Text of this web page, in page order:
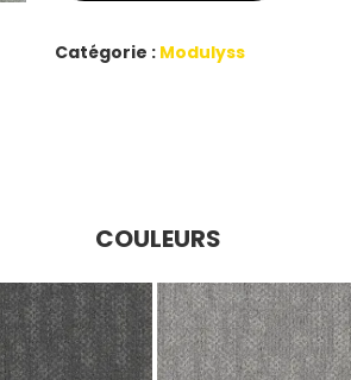
Catégorie : Modulyss
COULEURS